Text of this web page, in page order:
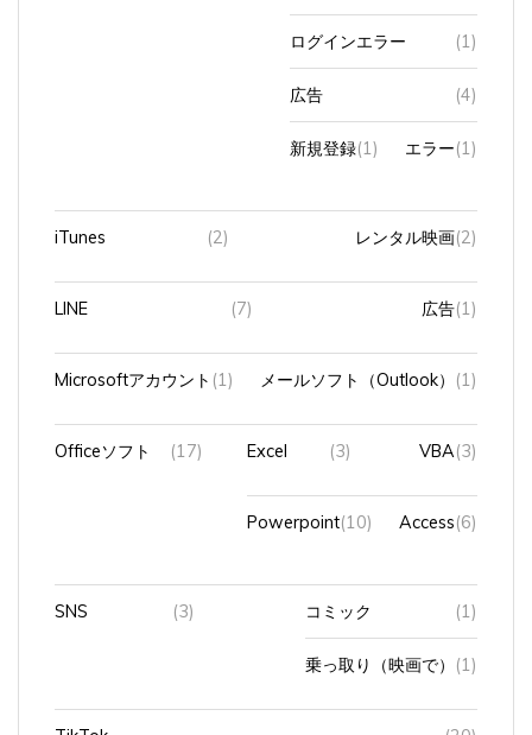
ログインエラー (1)
広告 (4)
新規登録(1) エラー(1)
iTunes (2) レンタル映画(2)
LINE (7) 広告(1)
Microsoftアカウント(1) メールソフト（Outlook）(1)
Officeソフト (17) Excel (3) VBA(3)
Powerpoint(10) Access(6)
SNS (3) コミック (1)
乗っ取り（映画で）(1)
TikTok (20)